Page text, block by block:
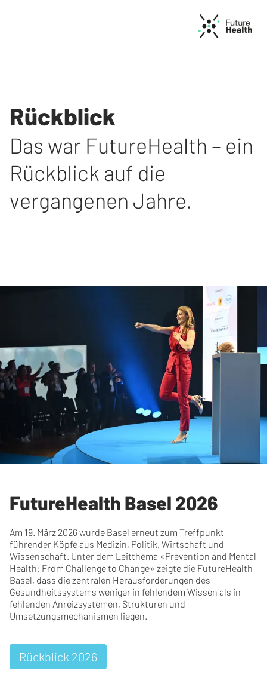
Rückblick
Das war FutureHealth – ein
Rückblick auf die
vergangenen Jahre.
FutureHealth Basel 2026
Am 19. März 2026 wurde Basel erneut zum Treffpunkt
führender Köpfe aus Medizin, Politik, Wirtschaft und
Wissenschaft. Unter dem Leitthema «Prevention and Mental
Health: From Challenge to Change» zeigte die FutureHealth
Basel, dass die zentralen Herausforderungen des
Gesundheitssystems weniger in fehlendem Wissen als in
fehlenden Anreizsystemen, Strukturen und
Umsetzungsmechanismen liegen.
Rückblick 2026